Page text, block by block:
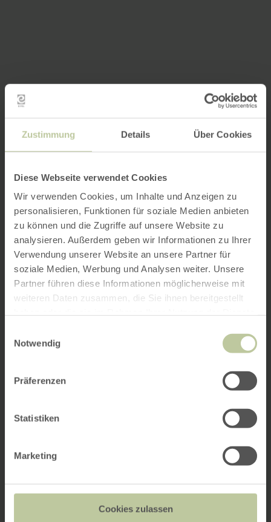
Zustimmung Details Über Cookies
Diese Webseite verwendet Cookies
Wir verwenden Cookies, um Inhalte und Anzeigen zu
personalisieren, Funktionen für soziale Medien anbieten
zu können und die Zugriffe auf unsere Website zu
analysieren. Außerdem geben wir Informationen zu Ihrer
Verwendung unserer Website an unsere Partner für
soziale Medien, Werbung und Analysen weiter. Unsere
Partner führen diese Informationen möglicherweise mit
weiteren Daten zusammen, die Sie ihnen bereitgestellt
Notwendig
Präferenzen
Statistiken
Marketing
Cookies zulassen